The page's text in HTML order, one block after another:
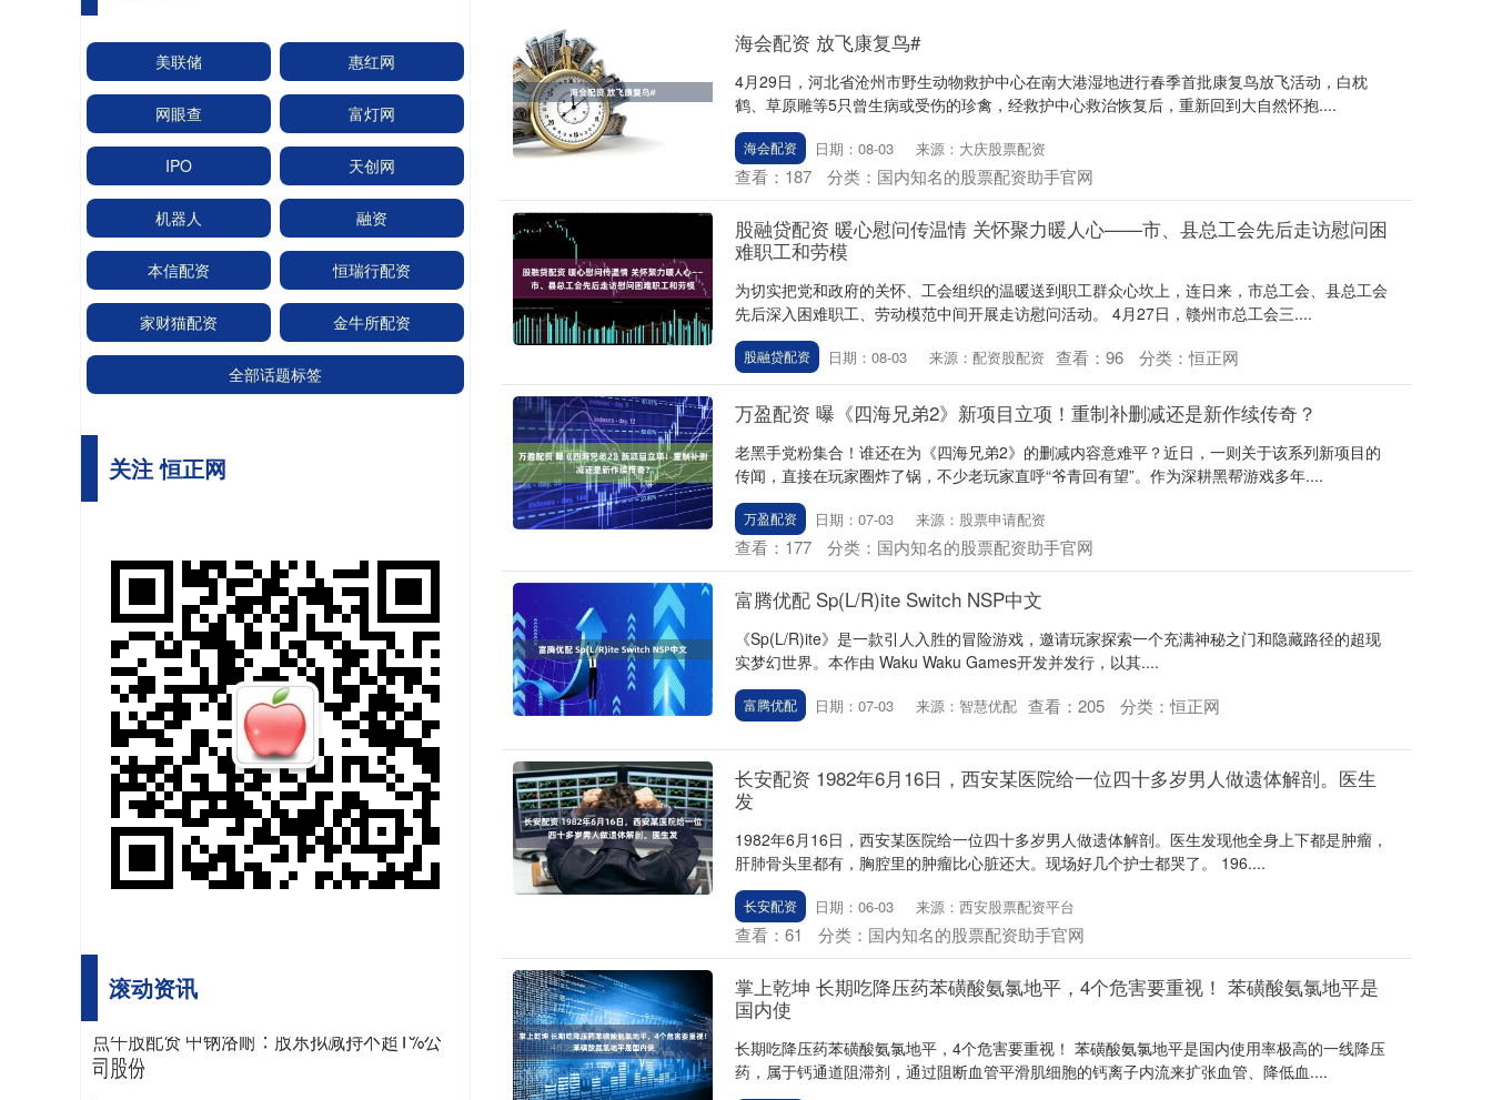
海会配资 放飞康复鸟#
4月29日，河北省沧州市野生动物救护中心在南大港湿地进行春季首批康复鸟放飞活动，白枕
鹤、草原雕等5只曾生病或受伤的珍禽，经救护中心救治恢复后，重新回到大自然怀抱....
海会配资 日期：08-03 来源：大庆股票配资
查看： 187 分类： 国内知名的股票配资助手官网
股融贷配资 暖心慰问传温情 关怀聚力暖人心——市、县总工会先后走访慰问困
难职工和劳模
为切实把党和政府的关怀、工会组织的温暖送到职工群众心坎上，连日来，市总工会、县总工会
先后深入困难职工、劳动模范中间开展走访慰问活动。 4月27日，赣州市总工会三....
股融贷配资 日期：08-03 来源：配资股配资 查看： 96 分类：恒正网
万盈配资 曝《四海兄弟2》新项目立项！重制补删减还是新作续传奇？
老黑手党粉集合！谁还在为《四海兄弟2》的删减内容意难平？近日，一则关于该系列新项目的
传闻，直接在玩家圈炸了锅，不少老玩家直呼“爷青回有望”。作为深耕黑帮游戏多年....
万盈配资 日期：07-03 来源：股票申请配资
查看： 177 分类： 国内知名的股票配资助手官网
富腾优配 Sp(L/R)ite Switch NSP中文
《Sp(L/R)ite》是一款引人入胜的冒险游戏，邀请玩家探索一个充满神秘之门和隐藏路径的超现
实梦幻世界。本作由 Waku Waku Games开发并发行，以其....
富腾优配 日期：07-03 来源：智慧优配 查看： 205 分类：恒正网
长安配资 1982年6月16日，西安某医院给一位四十多岁男人做遗体解剖。医生
发
1982年6月16日，西安某医院给一位四十多岁男人做遗体解剖。医生发现他全身上下都是肿瘤，
肝肺骨头里都有，胸腔里的肿瘤比心脏还大。现场好几个护士都哭了。 196....
长安配资 日期：06-03 来源：西安股票配资平台
查看： 61 分类： 国内知名的股票配资助手官网
掌上乾坤 长期吃降压药苯磺酸氨氯地平，4个危害要重视！ 苯磺酸氨氯地平是
国内使
长期吃降压药苯磺酸氨氯地平，4个危害要重视！ 苯磺酸氨氯地平是国内使用率极高的一线降压
药，属于钙通道阻滞剂，通过阻断血管平滑肌细胞的钙离子内流来扩张血管、降低血....
美联储 惠红网
网眼查 富灯网
IPO 天创网
机器人 融资
本信配资 恒瑞行配资
家财猫配资 金牛所配资
全部话题标签
关注 恒正网
滚动资讯
天宸配资 聚焦成都世运会丨从街头游戏走上竞
技舞台&#32;中式台球首次列入世运会比赛项目